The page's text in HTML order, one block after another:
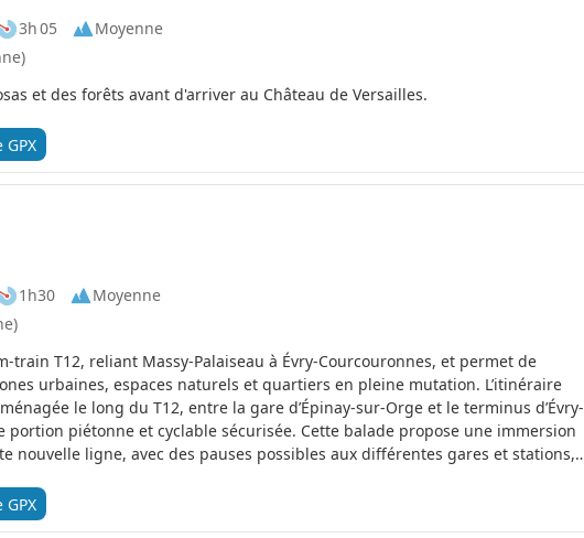
3h 05
Moyenne
et des forêts avant d'arriver au Château de Versailles.
1h30
Moyenne
train T12, reliant Massy-Palaiseau à Évry-Courcouronnes, et permet de
urbaines, espaces naturels et quartiers en pleine mutation. L’itinéraire
le long du T12, entre la gare d’Épinay-sur-Orge et le terminus d’Évry-
piétonne et cyclable sécurisée. Cette balade propose une immersion
nouvelle ligne, avec des pauses possibles aux différentes gares et stations,